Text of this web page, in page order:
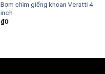
Bơm chìm giếng khoan Veratti 4
inch
₫0